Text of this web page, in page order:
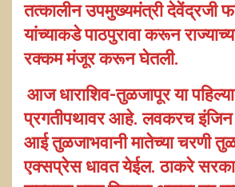
तत्कालीन उपमुख्यमंत्री देवेंद्रजी
यांच्याकडे पाठपुरावा करून
रक्कम मंजूर करून घेतली.
आज धाराशिव-तुळजापूर या
प्रगतीपथावर आहे. लवकरच इंजिन
आई तुळजाभवानी मातेच्या चरणी
एक्सप्रेस धावत येईल. ठाकरे